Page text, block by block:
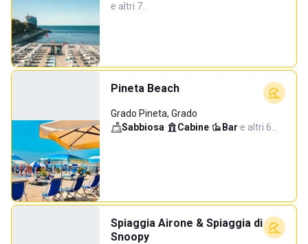
e altri 7…
Pineta Beach
Grado Pineta, Grado
Sabbiosa· Cabine· Bar·e altri 6…
Spiaggia Airone & Spiaggia di
Snoopy